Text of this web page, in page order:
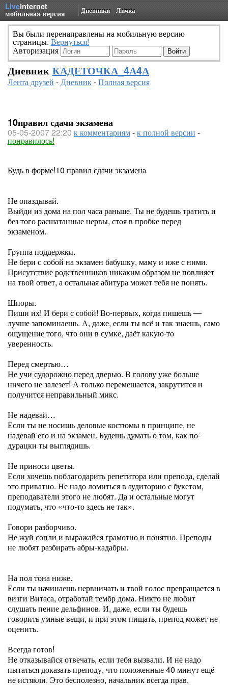
LiveInternet
мобильная версия Дневники Личка
Вы были перенаправлены на мобильную версию
страницы. Вернуться!
Авторизация
Дневник КАДЕТОЧКА_4А4А
Лента друзей -Дневник-Полная версия
10правил сдачи экзамена
05-05-2007 22:20 к комментариям-к полной версии -
понравилось!
Будь в форме!10 правил сдачи экзамена
Не опаздывай.
Выйди из дома на пол часа раньше. Ты не будешь тратить и
без того расшатанные нервы, стоя в пробке перед
экзаменом.
Группа поддержки.
Не бери с собой на экзамен бабушку, маму и иже с ними.
Присутствие родственников никаким образом не повлияет
на твой ответ, а остальная абитура может тебя не понять.
Шпоры.
Пиши их! И бери с собой! Во-первых, когда пишешь —
лучше запоминаешь. А, даже, если ты всё и так знаешь, само
ощущение того, что они в сумке, даёт какую-то
уверенность.
Перед смертью…
Не учи судорожно перед дверью. В голову уже больше
ничего не залезет! А только перемешается, закрутится и
получится неправильный микс.
Не надевай…
Если ты не носишь деловые костюмы в принципе, не
надевай его и на экзамен. Будешь думать о том, как по-
дурацки ты выглядишь.
Не приноси цветы.
Если хочешь поблагодарить репетитора или препода, сделай
это приватно. Не надо ломиться в аудиторию с букетом,
преподаватели этого не любят. Да и остальные могут
подумать, что «что-то здесь не так».
Говори разборчиво.
Не жуй сопли и выражайся грамотно и понятно. Преподы
не любят разбирать абры-кадабры.
На пол тона ниже.
Если ты начинаешь нервничать и твой голос превращается в
визги Витаса, отработай тембр дома. Никто не любит
слушать пение дельфинов. И, даже, если ты будешь
говорить умные вещи, и при этом пищать, препод может не
оценить.
Всегда готов!
Не отказывайся отвечать, если тебя вызвали. И не надо
пытаться доказать преподу, что положенные 40 минут ещё
не истякли. Это бесполезно, начальник всегда прав.